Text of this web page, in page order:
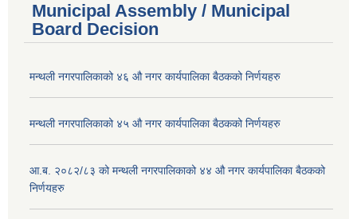
Municipal Assembly / Municipal
Board Decision
मन्थली नगरपालिकाको ४६ औ नगर कार्यपालिका बैठकको निर्णयहरु
मन्थली नगरपालिकाको ४५ औ नगर कार्यपालिका बैठकको निर्णयहरु
आ.ब. २०८२/८३ को मन्थली नगरपालिकाको ४४ औ नगर कार्यपालिका बैठकको
निर्णयहरु